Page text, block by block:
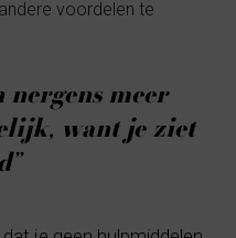
voordelen te
nergens meer
want je ziet